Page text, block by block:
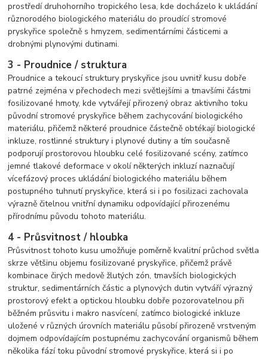
prostředí druhohorního tropického lesa, kde docházelo k ukládání
různorodého biologického materiálu do proudící stromové
pryskyřice společně s hmyzem, sedimentárními částicemi a
drobnými plynovými dutinami.
3 - Proudnice / struktura
Proudnice a tekoucí struktury pryskyřice jsou uvnitř kusu dobře
patrné zejména v přechodech mezi světlejšími a tmavšími částmi
fosilizované hmoty, kde vytvářejí přirozený obraz aktivního toku
původní stromové pryskyřice během zachycování biologického
materiálu, přičemž některé proudnice částečně obtékají biologické
inkluze, rostlinné struktury i plynové dutiny a tím současně
podporují prostorovou hloubku celé fosilizované scény, zatímco
jemné tlakové deformace v okolí některých inkluzí naznačují
vícefázový proces ukládání biologického materiálu během
postupného tuhnutí pryskyřice, která si i po fosilizaci zachovala
výrazně čitelnou vnitřní dynamiku odpovídající přirozenému
přírodnímu původu tohoto materiálu.
4 - Průsvitnost / hloubka
Průsvitnost tohoto kusu umožňuje poměrně kvalitní průchod světla
skrze většinu objemu fosilizované pryskyřice, přičemž právě
kombinace čirých medově žlutých zón, tmavších biologických
struktur, sedimentárních částic a plynových dutin vytváří výrazný
prostorový efekt a optickou hloubku dobře pozorovatelnou při
běžném průsvitu i makro nasvícení, zatímco biologické inkluze
uložené v různých úrovních materiálu působí přirozeně vrstveným
dojmem odpovídajícím postupnému zachycování organismů během
několika fází toku původní stromové pryskyřice, která si i po